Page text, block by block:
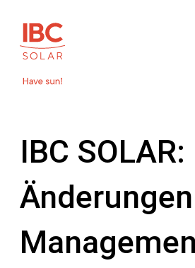
IBC SOLAR: